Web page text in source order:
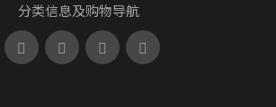
分类信息及购物导航